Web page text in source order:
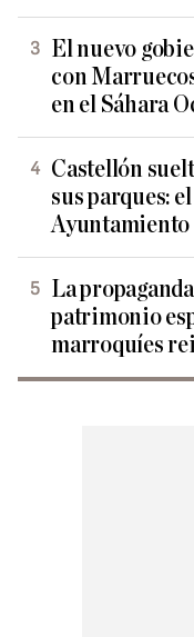
El nuevo
con
en el Sáhara
Castellón
sus parques:
La
patrimonio
marroquíes